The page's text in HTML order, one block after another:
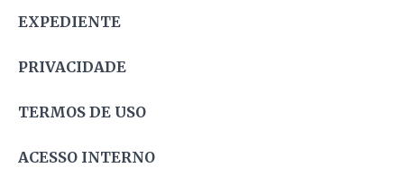
EXPEDIENTE
PRIVACIDADE
TERMOS DE USO
ACESSO INTERNO